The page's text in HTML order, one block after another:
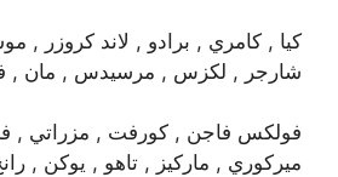
كيا , كامري , برادو , لاند كروزر ,
شارجر , لكزس , مرسيدس , مان ,
فولكس فاجن , كورفت , مزراتي ,
ميركوري , ماركيز , تاهو , يوكن ,